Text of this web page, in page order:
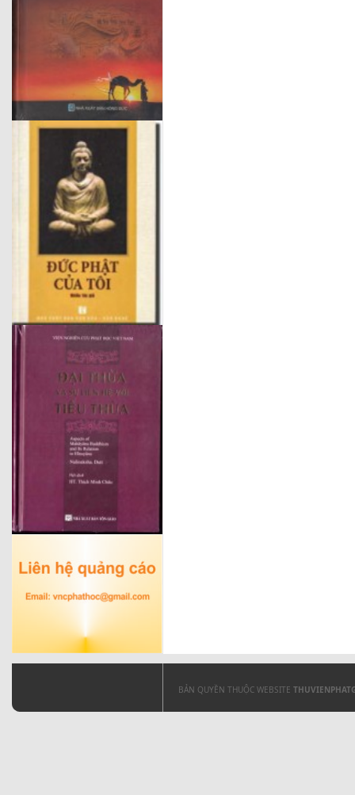
BẢN QUYỀN THUỘC WEBSITE